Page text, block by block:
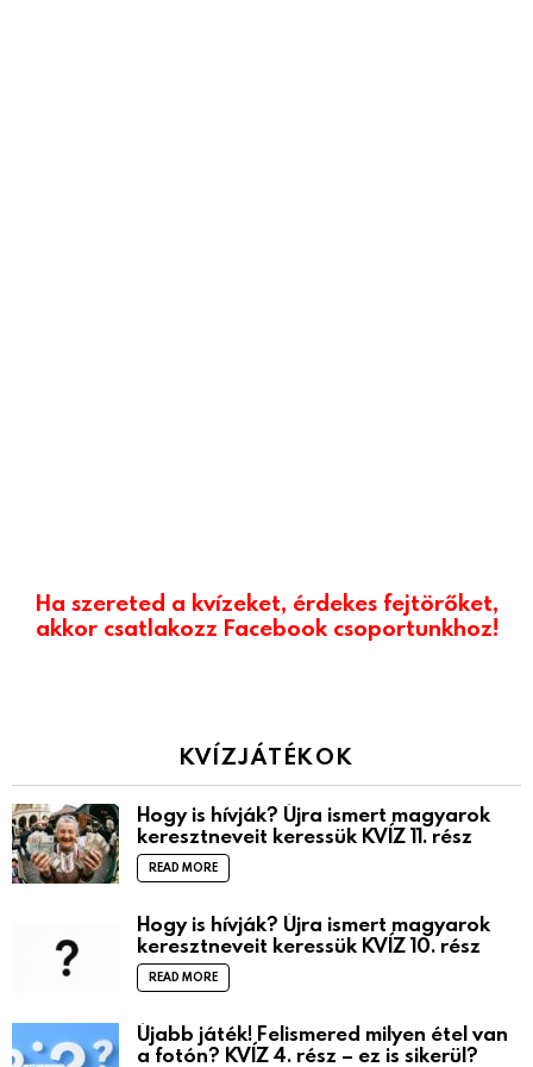
Ha szereted a kvízeket, érdekes fejtörőket,
akkor csatlakozz Facebook csoportunkhoz!
KVÍZJÁTÉKOK
Hogy is hívják? Újra ismert magyarok
keresztneveit keressük KVÍZ 11. rész
READ MORE
Hogy is hívják? Újra ismert magyarok
keresztneveit keressük KVÍZ 10. rész
READ MORE
Újabb játék! Felismered milyen étel van
a fotón? KVÍZ 4. rész – ez is sikerül?